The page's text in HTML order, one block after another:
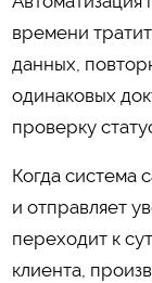
времени
данных,
одинаковых
проверку
Когда система
и отправляет
переходит к
клиента,